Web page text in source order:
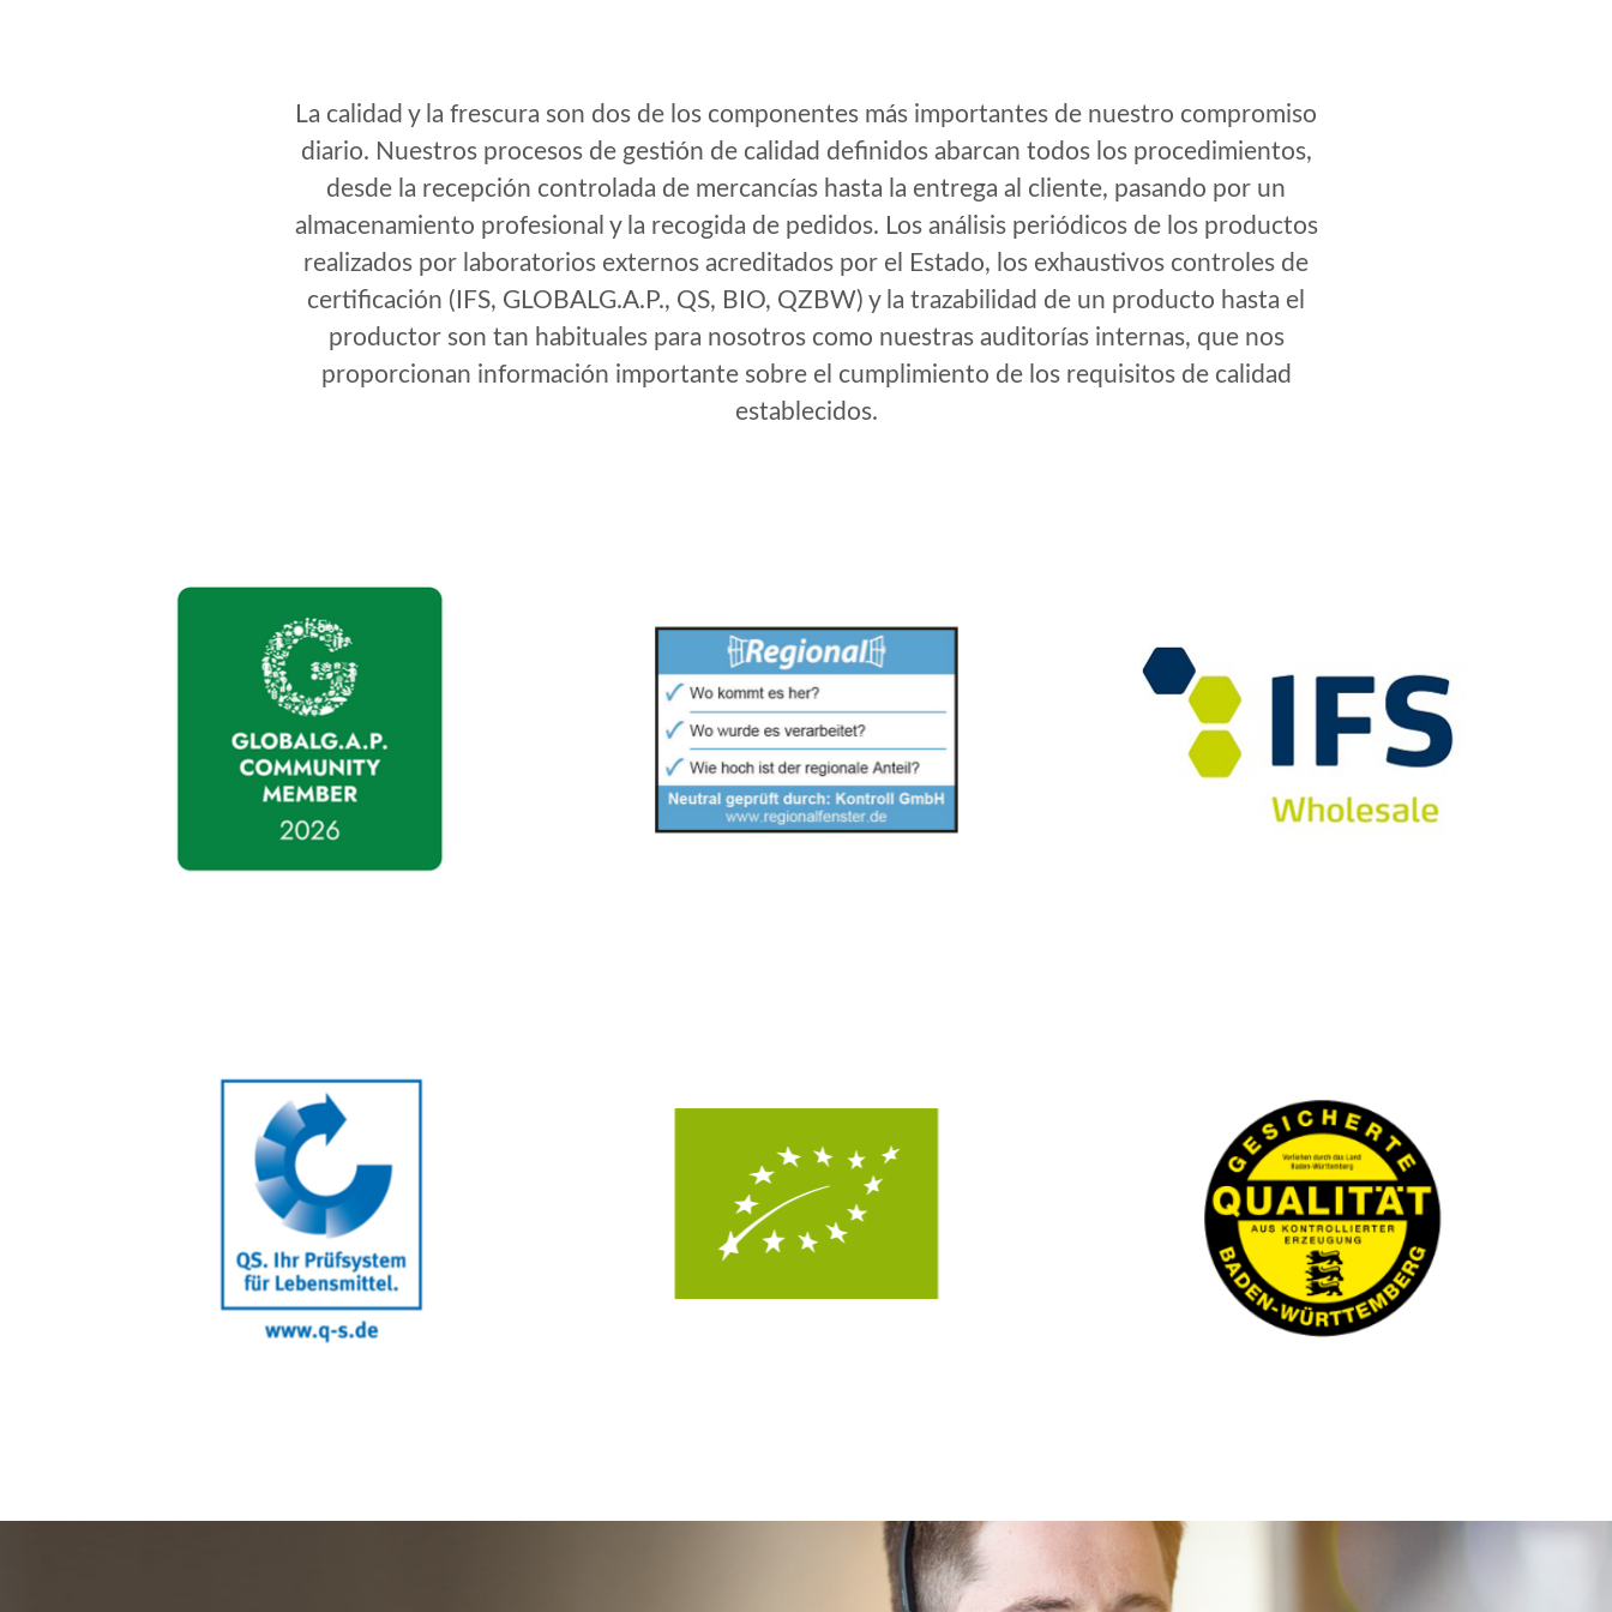
La calidad y la frescura son dos de los componentes más importantes de nuestro compromiso
diario. Nuestros procesos de gestión de calidad definidos abarcan todos los procedimientos,
desde la recepción controlada de mercancías hasta la entrega al cliente, pasando por un
almacenamiento profesional y la recogida de pedidos. Los análisis periódicos de los productos
realizados por laboratorios externos acreditados por el Estado, los exhaustivos controles de
certificación (IFS, GLOBALG.A.P., QS, BIO, QZBW) y la trazabilidad de un producto hasta el
productor son tan habituales para nosotros como nuestras auditorías internas, que nos
proporcionan información importante sobre el cumplimiento de los requisitos de calidad
establecidos.
El distintivo de calidad del Estado Federado de
Baden-Wurtemberg es un sello de calidad para
productos que han sido producidos y procesados de
acuerdo con requisitos especiales y específicos del
producto que van más allá de las directrices legales y
de orígenes trazables. El titular de la etiqueta es el
Estado Federado de Baden-Wurtemberg,
representado por el Ministerio de Alimentación,
Desarrollo Rural y Protección de los Consumidores